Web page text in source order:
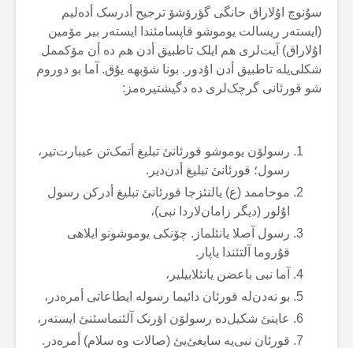
سۇنوچ اۇلاراق حانگی گؤرۆشۆ ترجیح أدرسک أدەلیم
(ایستەر ریسالت یوموشو قاپسامئندا ایستەر بیر مۆمین
اۇلاراق) آیت‌لری هم ایلک تاطبیق أدن هم دە أن مۆکممل
شکلی‌یلە تاطبیق أدن اۇدور. بونا شۆبهە یۇق. آما بو دوروم
شو قورئانی گرچک‌لری دە دگیشتیرەمز:
رسولۆن یوموشو قورئانئ تبلیغ أتمک‌تن عیبارت‌تیر،
رسول؛ قورئانئ تبلیغ أدن‌دیر.
موحاممد (ع) یالنئزجا قورئانئ تبلیغ أدرکن رسول
اۇلور (دیگر زامان‌لاردا نبی)،
رسول آصلا یانئلماز. چۆنکی یوموشونو ایلاهی
قۇروما آلتئندا یاپار.
آما نبی باعضن یانئلابیلیر،
بو نەدن‌لە قورئان دائیما رسولە ایطاعاتی أمرەدر،
عاینئ شکیل‌دە رسولۆن اؤرنک آلئنماسئنئ ایستەر،
قورئان نبی‌یە سایغئ‌یئ (صالات وە سلام) أمرەدر.